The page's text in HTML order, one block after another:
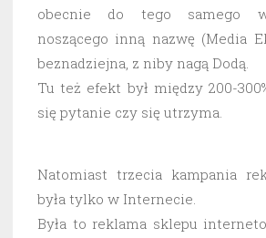
obecnie do tego samego
noszącego inną nazwę (Media
beznadziejna, z niby nagą Dodą.
Tu też efekt był między 200-
się pytanie czy się utrzyma.
Natomiast trzecia kampania
była tylko w Internecie.
Była to reklama sklepu